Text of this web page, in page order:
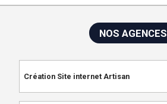
NOS AGENCES
Création Site internet Artisan